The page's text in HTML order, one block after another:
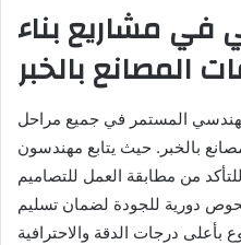
في مشاريع بناء
المصانع بالخبر
المستمر في جميع مراحل
بالخبر. حيث يتابع مهندسون
من مطابقة العمل للتصاميم
دورية للجودة لضمان تسليم